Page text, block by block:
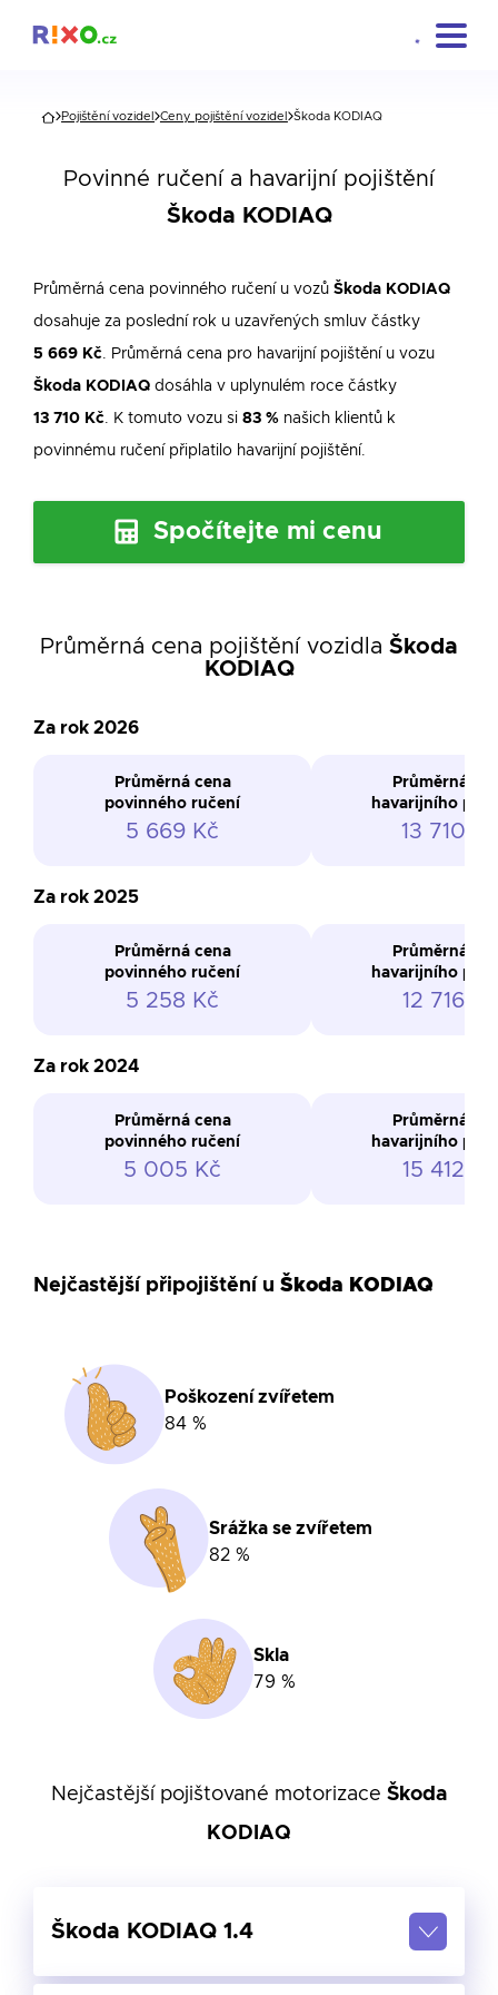
Pojištění vozidel Ceny pojištění vozidel Škoda KODIAQ
Povinné ručení a havarijní pojištění
Škoda KODIAQ
Průměrná cena povinného ručení u vozů Škoda KODIAQ
dosahuje za poslední rok u uzavřených smluv částky
5 669 Kč . Průměrná cena pro havarijní pojištění u vozu
Škoda KODIAQ dosáhla v uplynulém roce částky
13 710 Kč . K tomuto vozu si 83 % našich klientů k
povinnému ručení připlatilo havarijní pojištění.
Spočítejte mi cenu
Průměrná cena pojištění vozidla Škoda
KODIAQ
Za rok 2026
Průměrná cena
povinného ručení
5 669 Kč
Průměrná
havarijního
13 710 Kč
Za rok 2025
Průměrná cena
povinného ručení
5 258 Kč
Průměrná
havarijního
12 716 Kč
Za rok 2024
Průměrná cena
povinného ručení
5 005 Kč
Průměrná
havarijního
15 412 Kč
Nejčastější připojištění u Škoda KODIAQ
Srážka se zvířetem
82 %
Poškození zvířetem
84 %
Skla
79 %
Nejčastější pojištované motorizace Škoda
KODIAQ
Škoda KODIAQ 1.4